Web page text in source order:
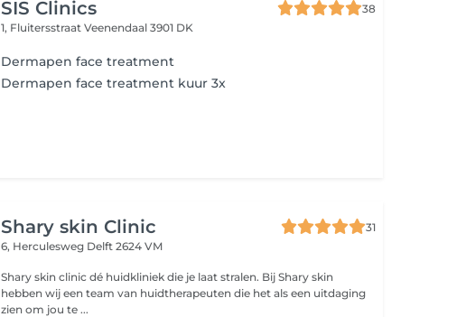
SIS Clinics
38
1, FluitersstraatVeenendaal 3901 DK
Dermapen face treatment
Dermapen face treatment kuur 3x
Shary skin Clinic
31
6, Herculesweg Delft 2624 VM
Shary skin clinic dé huidkliniek die je laat stralen. Bij Shary skin
hebben wij een team van huidtherapeuten die het als een uitdaging
zien om jou te ...